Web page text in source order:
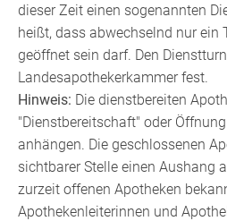
dieser Zeit einen sogenannten
heißt, dass abwechselnd nur ein
geöffnet sein darf. Den
Landesapothekerkammer fest.
Hinweis: Die dienstbereiten
"Dienstbereitschaft" oder
anhängen. Die geschlossenen
sichtbarer Stelle einen Aushang
zurzeit offenen Apotheken
Apothekenleiterinnen und